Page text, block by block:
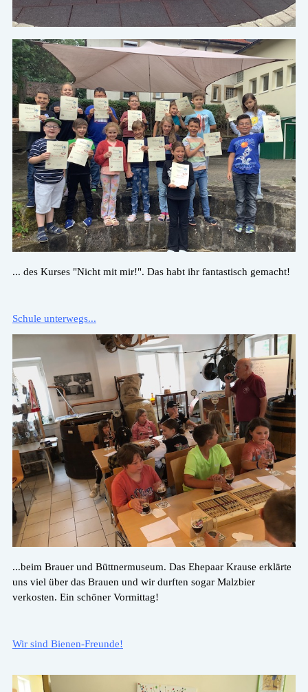
... des Kurses "Nicht mit mir!". Das habt ihr fantastisch gemacht!
Schule unterwegs...
...beim Brauer und Büttnermuseum. Das Ehepaar Krause erklärte
uns viel über das Brauen und wir durften sogar Malzbier
verkosten. Ein schöner Vormittag!
Wir sind Bienen-Freunde!